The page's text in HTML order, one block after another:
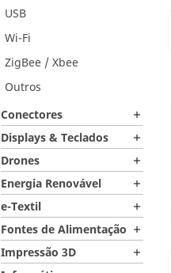
USB
Wi-Fi
ZigBee / Xbee
Outros
Conectores

Displays & Teclados 
Drones 
Energia Renovável 
e-Textil 
Fontes de Alimentação 
Impressão 3D 